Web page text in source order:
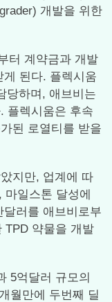
개발을 위한
터 계약금과 개발
된다. 플렉시움
당하며, 애브비는
플렉시움은 후속
된 로열티를 받을
지만, 업계에 따
마일스톤 달성에
달러를 애브비로부
TPD 약물을 개발
5억달러 규모의
월만에 두번째 딜